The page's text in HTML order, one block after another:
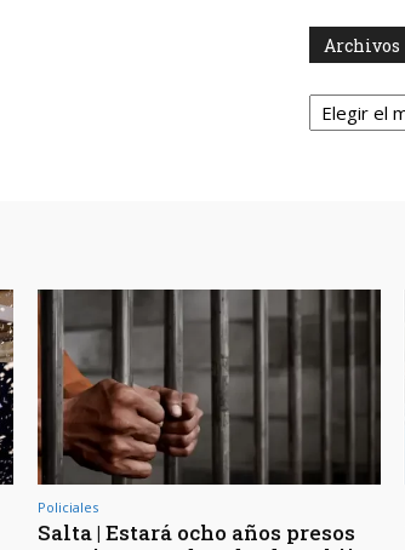
Archivos
Archivos
Policiales
Salta | Estará ocho años presos